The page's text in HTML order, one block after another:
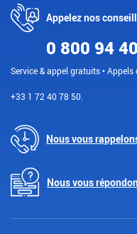
Appelez nos
0 800 94
Service & appel gratuits •
+33 1 72 40 78 50.
Nous vous
Nous vous